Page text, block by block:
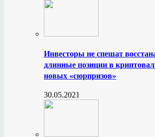
Инвесторы не спешат
длинные позиции в
новых «сюрпризов»
30.05.2021